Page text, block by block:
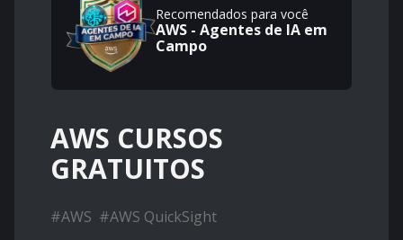
Recomendados para você
AWS - Agentes de IA em
Campo
AWS CURSOS
GRATUITOS
#AWS #AWS QuickSight